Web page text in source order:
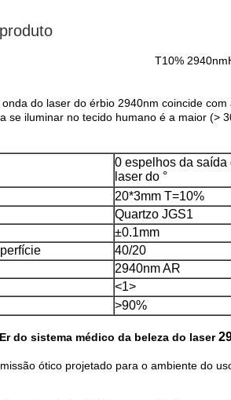
T10%
do laser do érbio 2940nm coincide
se iluminar no tecido humano é a maior (>
0 espelhos da saída
laser do °
20*3mm T=10%
Quartzo JGS1
±0.1mm
40/20
2940nm AR
<1>
>90%
Er do sistema médico da beleza do laser
ótico projetado para o ambiente do